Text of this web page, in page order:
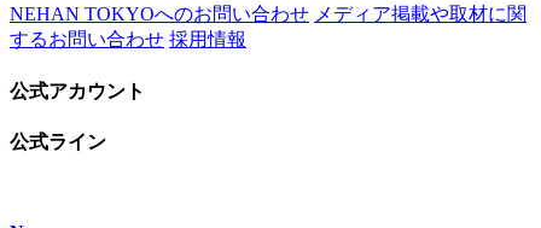
NEHAN TOKYOへのお問い合わせ メディア掲載や取材に関
するお問い合わせ 採用情報
公式アカウント
公式ライン